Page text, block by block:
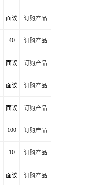
面议 订购产品
40 订购产品
面议 订购产品
面议 订购产品
面议 订购产品
100 订购产品
10 订购产品
面议 订购产品